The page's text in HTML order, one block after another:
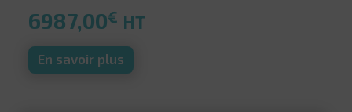
6987,00€ HT
En savoir plus